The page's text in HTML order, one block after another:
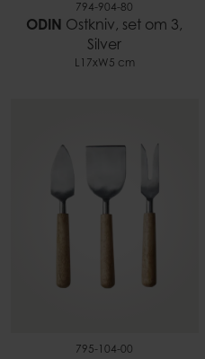
794-904-80
ODIN Ostkniv, set om 3,
Silver
L17xW5 cm
795-104-00